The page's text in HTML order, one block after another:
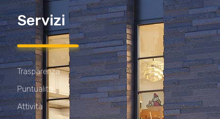
Servizi
Trasparenza
Puntualità
Attività